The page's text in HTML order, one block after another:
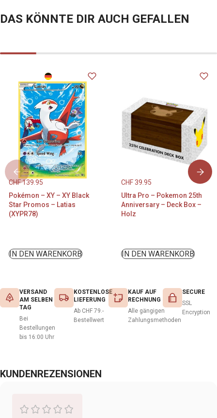
DAS KÖNNTE DIR AUCH GEFALLEN
CHF139.95
Pokémon – XY – XY Black
Star Promos – Latias
(XYPR78)
IN DEN WARENKORB
CHF39.95
Ultra Pro – Pokemon 25th
Anniversary – Deck Box –
Holz
IN DEN WARENKORB
VERSAND
AM SELBEN
TAG
Bei
Bestellungen
bis 16:00 Uhr
KOSTENLOSE
LIEFERUNG
Ab CHF 79.-
Bestellwert
KAUF AUF
RECHNUNG
Alle gängigen
Zahlungsmethoden
SECURE
SSL
Encryption
KUNDENREZENSIONEN